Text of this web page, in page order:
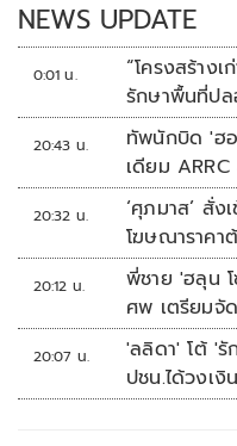
NEWS UPDATE
0:01 น.
“โครงสร้างเก่า-ค
รักษาพื้นที่ป
20:43 น.
ทัพนักบิด 'ฮอ
เดียม
20:32 น.
‘ศุภมาส’ สั่ง
โฆษณาราคา
20:12 น.
พี่ชาย 'ฮลุน
ศพ เตรียมจั
20:07 น.
'ลลิดา' โต้ '
ปชน.ได้วงเ